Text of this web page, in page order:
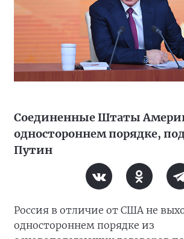
Соединенные Штаты
одностороннем порядке,
Путин
Россия в отличие от США не
одностороннем порядке из